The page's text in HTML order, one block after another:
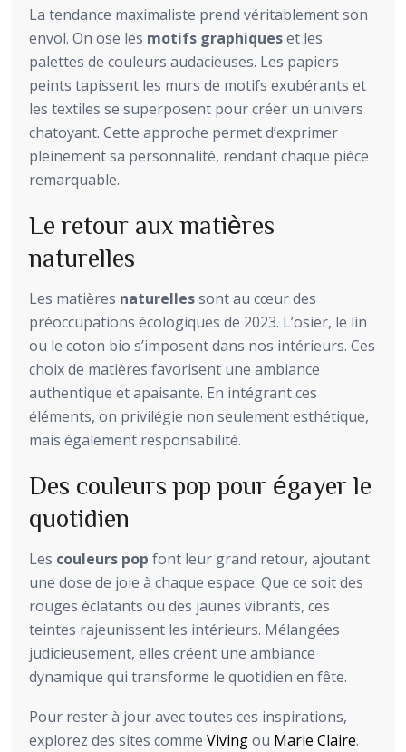
La tendance maximaliste prend véritablement son
envol. On ose les motifs graphiqueset les
palettes de couleurs audacieuses. Les papiers
peints tapissent les murs de motifs exubérants et
les textiles se superposent pour créer un univers
chatoyant. Cette approche permet d’exprimer
pleinement sa personnalité, rendant chaque pièce
remarquable.
Le retour aux matières
naturelles
Les matières naturellessont au cœur des
préoccupations écologiques de 2023. L’osier, le lin
ou le coton bio s’imposent dans nos intérieurs. Ces
choix de matières favorisent une ambiance
authentique et apaisante. En intégrant ces
éléments, on privilégie non seulement esthétique,
mais également responsabilité.
Des couleurs pop pour égayer le
quotidien
Les couleurs pop font leur grand retour, ajoutant
une dose de joie à chaque espace. Que ce soit des
rouges éclatants ou des jaunes vibrants, ces
teintes rajeunissent les intérieurs. Mélangées
judicieusement, elles créent une ambiance
dynamique qui transforme le quotidien en fête.
Pour rester à jour avec toutes ces inspirations,
explorez des sites comme Vivingou Marie Claire.